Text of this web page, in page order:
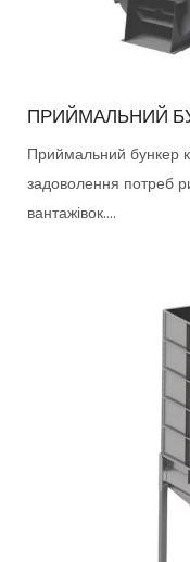
ПРИЙМАЛЬНИЙ
Приймальний бункер
задоволення потреб
вантажівок....